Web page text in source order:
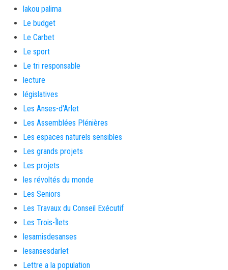
lakou palima
Le budget
Le Carbet
Le sport
Le tri responsable
lecture
législatives
Les Anses-d'Arlet
Les Assemblées Plénières
Les espaces naturels sensibles
Les grands projets
Les projets
les révoltés du monde
Les Seniors
Les Travaux du Conseil Exécutif
Les Trois-Îlets
lesamisdesanses
lesansesdarlet
Lettre a la population